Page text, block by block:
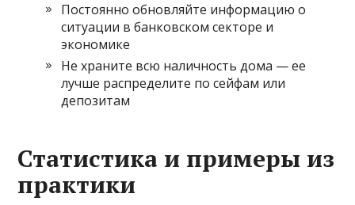
Постоянно обновляйте информацию о
ситуации в банковском секторе и
экономике
Не храните всю наличность дома — ее
лучше распределите по сейфам или
депозитам
Статистика и примеры из
практики